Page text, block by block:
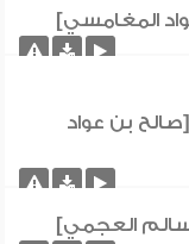
المغامسي]
[صالح بن عواد
العجمي]